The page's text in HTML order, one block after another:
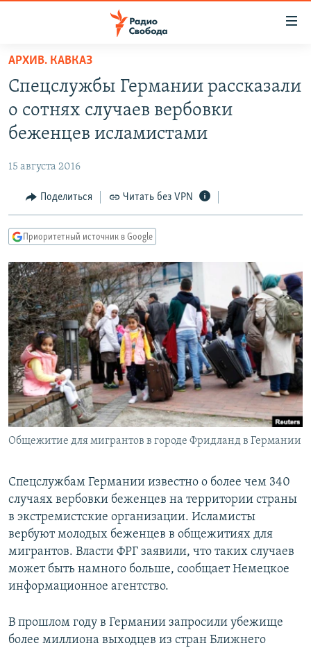
упрощенного
доступа
основному
Вернутся
Вернутся
поиску
ПОДКАСТЫ
АВТОРСКИЕ ПРОЕКТЫ
МНЕНИЯ
КУЛЬТУРА
КАВКАЗ.РЕАЛИИ
СЕВЕР.РЕАЛИИ
СИБИРЬ.РЕАЛИИ
РАСПИСАНИЕ ВЕЩАНИЯ
ПОДПИШИТЕСЬ НА РАССЫЛКУ
СОЦИАЛЬНЫЕ СЕТИ
Все сайты РСЕ/РС
АРХИВ. КАВКАЗ
Спецслужбы Германии рассказали
о сотнях случаев вербовки
беженцев исламистами
15 августа 2016
Поделиться Читать без VPN
Приоритетный источник в Google
Общежитие для мигрантов в городе Фридланд в Германии
Спецслужбам Германии известно о более чем 340
случаях вербовки беженцев на территории страны
в экстремистские организации. Исламисты
вербуют молодых беженцев в общежитиях для
мигрантов. Власти ФРГ заявили, что таких случаев
может быть намного больше, сообщает Немецкое
информационное агентство.
В прошлом году в Германии запросили убежище
более миллиона выходцев из стран Ближнего